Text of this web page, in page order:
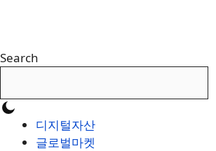
Search
디지털자산
글로벌마켓